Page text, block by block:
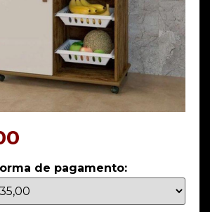
de pagamento: